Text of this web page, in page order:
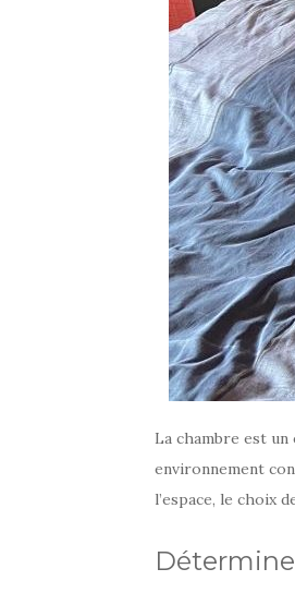
La chambre est
environnement
l’espace, le choix